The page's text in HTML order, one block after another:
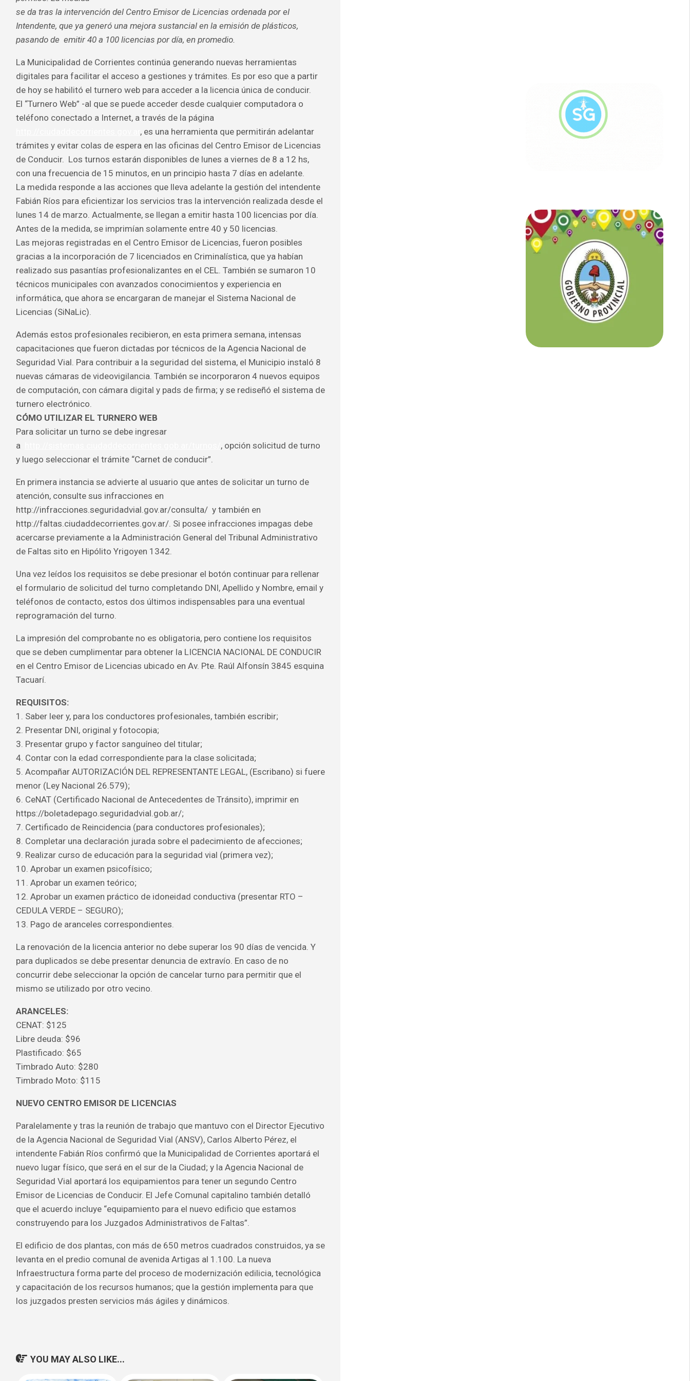
se da tras la intervención del Centro Emisor de Licencias ordenada por el
Intendente, que ya generó una mejora sustancial en la emisión de plásticos,
pasando de emitir 40 a 100 licencias por día, en promedio.
La Municipalidad de Corrientes continúa generando nuevas herramientas
digitales para facilitar el acceso a gestiones y trámites. Es por eso que a partir
de hoy se habilitó el turnero web para acceder a la licencia única de conducir.
El “Turnero Web” -al que se puede acceder desde cualquier computadora o
teléfono conectado a Internet, a través de la página
, es una herramienta que permitirán adelantar
trámites y evitar colas de espera en las oficinas del Centro Emisor de Licencias
de Conducir. Los turnos estarán disponibles de lunes a viernes de 8 a 12 hs,
con una frecuencia de 15 minutos, en un principio hasta 7 días en adelante.
La medida responde a las acciones que lleva adelante la gestión del intendente
Fabián Ríos para eficientizar los servicios tras la intervención realizada desde el
lunes 14 de marzo. Actualmente, se llegan a emitir hasta 100 licencias por día.
Antes de la medida, se imprimían solamente entre 40 y 50 licencias.
Las mejoras registradas en el Centro Emisor de Licencias, fueron posibles
gracias a la incorporación de 7 licenciados en Criminalística, que ya habían
realizado sus pasantías profesionalizantes en el CEL. También se sumaron 10
técnicos municipales con avanzados conocimientos y experiencia en
informática, que ahora se encargaran de manejar el Sistema Nacional de
Licencias (SiNaLic).
Además estos profesionales recibieron, en esta primera semana, intensas
capacitaciones que fueron dictadas por técnicos de la Agencia Nacional de
Seguridad Vial. Para contribuir a la seguridad del sistema, el Municipio instaló 8
nuevas cámaras de videovigilancia. También se incorporaron 4 nuevos equipos
de computación, con cámara digital y pads de firma; y se rediseñó el sistema de
turnero electrónico.
CÓMO UTILIZAR EL TURNERO WEB
Para solicitar un turno se debe ingresar
a
, opción solicitud de turno
y luego seleccionar el trámite “Carnet de conducir”.
En primera instancia se advierte al usuario que antes de solicitar un turno de
atención, consulte sus infracciones en
http://infracciones.seguridadvial.gov.ar/consulta/ y también en
http://faltas.ciudaddecorrientes.gov.ar/. Si posee infracciones impagas debe
acercarse previamente a la Administración General del Tribunal Administrativo
de Faltas sito en Hipólito Yrigoyen 1342.
Una vez leídos los requisitos se debe presionar el botón continuar para rellenar
el formulario de solicitud del turno completando DNI, Apellido y Nombre, email y
teléfonos de contacto, estos dos últimos indispensables para una eventual
reprogramación del turno.
La impresión del comprobante no es obligatoria, pero contiene los requisitos
que se deben cumplimentar para obtener la LICENCIA NACIONAL DE CONDUCIR
en el Centro Emisor de Licencias ubicado en Av. Pte. Raúl Alfonsín 3845 esquina
Tacuarí.
REQUISITOS:
1. Saber leer y, para los conductores profesionales, también escribir;
2. Presentar DNI, original y fotocopia;
3. Presentar grupo y factor sanguíneo del titular;
4. Contar con la edad correspondiente para la clase solicitada;
5. Acompañar AUTORIZACIÓN DEL REPRESENTANTE LEGAL, (Escribano) si fuere
menor (Ley Nacional 26.579);
6. CeNAT (Certificado Nacional de Antecedentes de Tránsito), imprimir en
https://boletadepago.seguridadvial.gob.ar/;
7. Certificado de Reincidencia (para conductores profesionales);
8. Completar una declaración jurada sobre el padecimiento de afecciones;
9. Realizar curso de educación para la seguridad vial (primera vez);
10. Aprobar un examen psicofísico;
11. Aprobar un examen teórico;
12. Aprobar un examen práctico de idoneidad conductiva (presentar RTO –
CEDULA VERDE – SEGURO);
13. Pago de aranceles correspondientes.
La renovación de la licencia anterior no debe superar los 90 días de vencida. Y
para duplicados se debe presentar denuncia de extravío. En caso de no
concurrir debe seleccionar la opción de cancelar turno para permitir que el
mismo se utilizado por otro vecino.
ARANCELES:
CENAT: $125
Libre deuda: $96
Plastificado: $65
Timbrado Auto: $280
Timbrado Moto: $115
NUEVO CENTRO EMISOR DE LICENCIAS
Paralelamente y tras la reunión de trabajo que mantuvo con el Director Ejecutivo
de la Agencia Nacional de Seguridad Vial (ANSV), Carlos Alberto Pérez, el
intendente Fabián Ríos confirmó que la Municipalidad de Corrientes aportará el
nuevo lugar físico, que será en el sur de la Ciudad; y la Agencia Nacional de
Seguridad Vial aportará los equipamientos para tener un segundo Centro
Emisor de Licencias de Conducir. El Jefe Comunal capitalino también detalló
que el acuerdo incluye “equipamiento para el nuevo edificio que estamos
construyendo para los Juzgados Administrativos de Faltas”.
El edificio de dos plantas, con más de 650 metros cuadrados construidos, ya se
levanta en el predio comunal de avenida Artigas al 1.100. La nueva
Infraestructura forma parte del proceso de modernización edilicia, tecnológica
y capacitación de los recursos humanos; que la gestión implementa para que
los juzgados presten servicios más ágiles y dinámicos.
YOU MAY ALSO LIKE...